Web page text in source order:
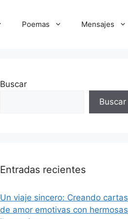
Poemas Mensajes
Buscar
Buscar
Entradas recientes
Un viaje sincero: Creando cartas
de amor emotivas con hermosas